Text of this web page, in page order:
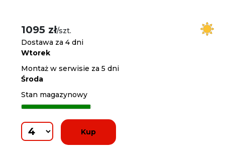
1095 zł/szt.
Dostawa za 4 dni
Wtorek
Montaż w serwisie za 5 dni
Środa
Stan magazynowy
Kup